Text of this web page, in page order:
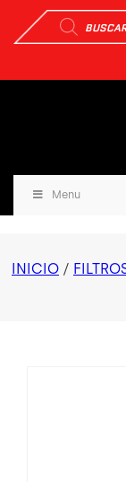
Búsqueda
de
productos
Menu
INICIO /